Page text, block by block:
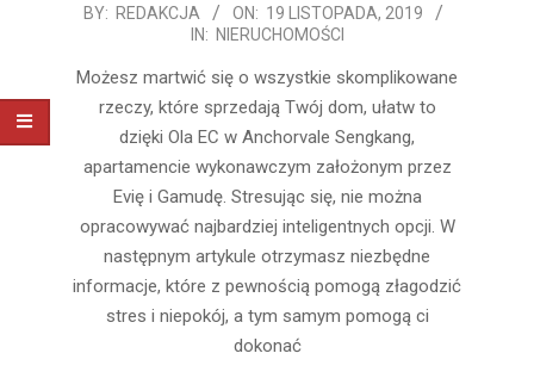
2019-
19
BY: REDAKCJA ON: 19 LISTOPADA, 2019
IN: NIERUCHOMOŚCI
Możesz martwić się o wszystkie skomplikowane
rzeczy, które sprzedają Twój dom, ułatw to
dzięki Ola EC w Anchorvale Sengkang,
apartamencie wykonawczym założonym przez
Evię i Gamudę. Stresując się, nie można
opracowywać najbardziej inteligentnych opcji. W
następnym artykule otrzymasz niezbędne
informacje, które z pewnością pomogą złagodzić
stres i niepokój, a tym samym pomogą ci
dokonać